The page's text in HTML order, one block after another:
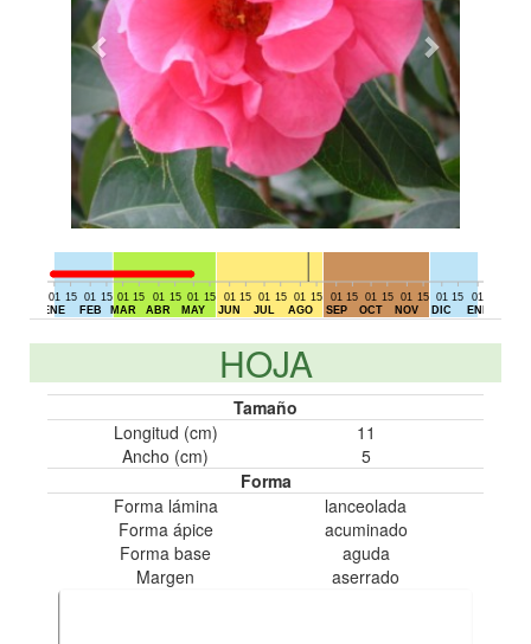
01
ENE
15
01
FEB
15 01
MAR
15
01
ABR
15 01
MAY
15
01
JUN
15
01
JUL
15
01
AGO
15
01
SEP
15
01
OCT
15
01
NOV
15 01
DIC
15
01
ENE
HOJA
Tamaño
Longitud (cm)
11
Ancho (cm)
5
Forma
Forma lámina
lanceolada
Forma ápice
acuminado
Forma base
aguda
Margen
aserrado